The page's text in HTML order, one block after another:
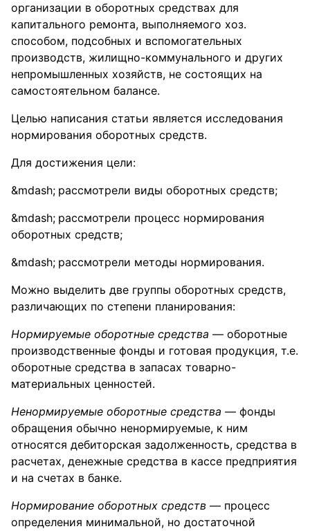
организации в оборотных средствах для
капитального ремонта, выполняемого хоз.
способом, подсобных и вспомогательных
производств, жилищно-коммунального и других
непромышленных хозяйств, не состоящих на
самостоятельном балансе.
Целью написания статьи является исследования
нормирования оборотных средств.
Для достижения цели:
рассмотрели виды оборотных средств;
рассмотрели процесс нормирования
оборотных средств;
рассмотрели методы нормирования.
Можно выделить две группы оборотных средств,
различающих по степени планирования:
Нормируемые оборотные средства — оборотные
производственные фонды и готовая продукция, т.е.
оборотные средства в запасах товарно-
материальных ценностей.
Ненормируемые оборотные средства — фонды
обращения обычно ненормируемые, к ним
относятся дебиторская задолженность, средства в
расчетах, денежные средства в кассе предприятия
и на счетах в банке.
Нормирование оборотных средств — процесс
определения минимальной, но достаточной